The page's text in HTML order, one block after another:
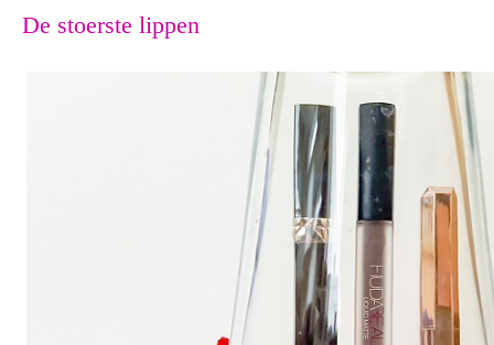
De stoerste lippen